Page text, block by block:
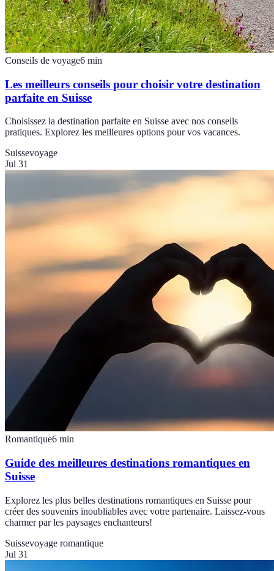
Conseils de voyage6 min
Les meilleurs conseils pour choisir votre destination
parfaite en Suisse
Choisissez la destination parfaite en Suisse avec nos conseils
pratiques. Explorez les meilleures options pour vos vacances.
Suissevoyage
Jul 31
Romantique6 min
Guide des meilleures destinations romantiques en
Suisse
Explorez les plus belles destinations romantiques en Suisse pour
créer des souvenirs inoubliables avec votre partenaire. Laissez-vous
charmer par les paysages enchanteurs!
Suissevoyage romantique
Jul 31